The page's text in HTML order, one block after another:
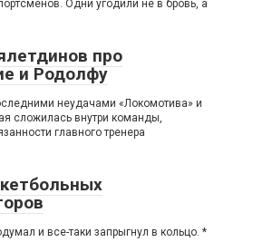
Одни угодили не в бровь, а
про
и Родолфу
неудачами «Локомотива» и
сложилась внутри команды,
главного тренера
и все-таки запрыгнул в кольцо. *